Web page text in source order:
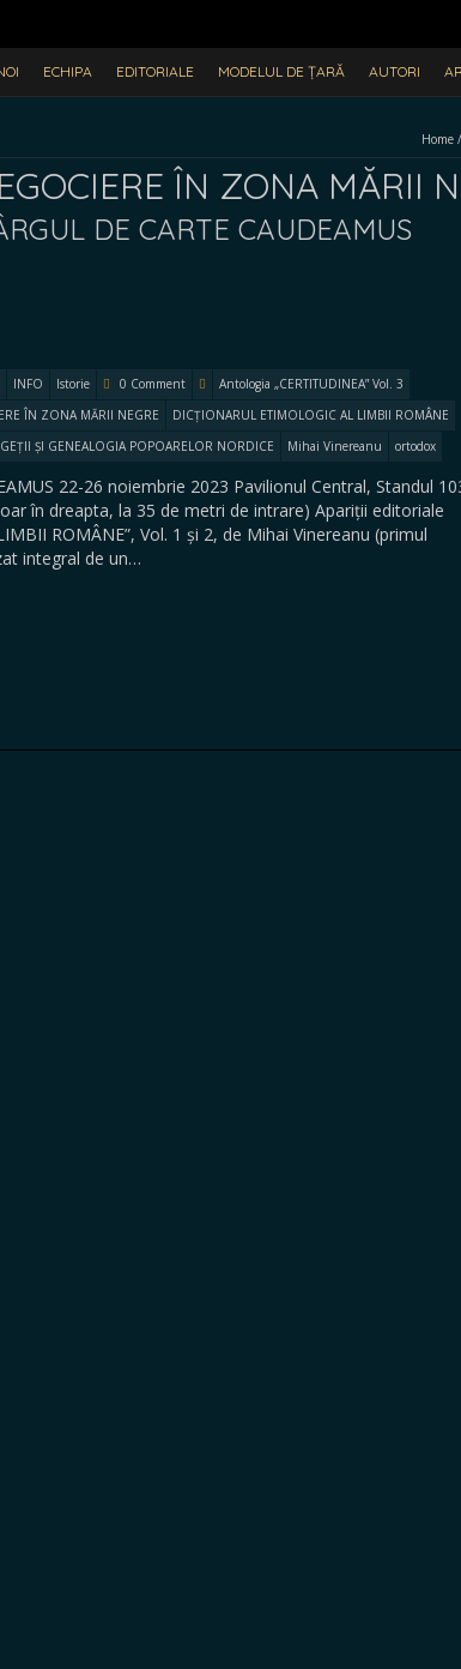
ECHIPA EDITORIALE MODELUL DE ȚARĂ AUTORI
Home /
ÎN ZONA MĂRII
DE CARTE CAUDEAMUS
INFO Istorie 0 Comment
Antologia „CERTITUDINEA” Vol. 3
ÎN ZONA MĂRII NEGRE
DICȚIONARUL ETIMOLOGIC AL LIMBII ROMÂNE
GEȚII ȘI GENEALOGIA POPOARELOR NORDICE Mihai Vinereanu ortodox
22-26 noiembrie 2023 Pavilionul Central, Standul
în dreapta, la 35 de metri de intrare) Apariții editoriale
ROMÂNE”, Vol. 1 și 2, de Mihai Vinereanu (primul
integral de un…